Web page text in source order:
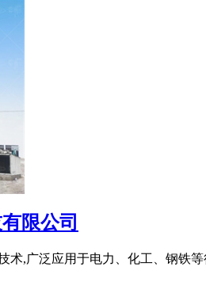
限公司
,广泛应用于电力、化工、钢铁